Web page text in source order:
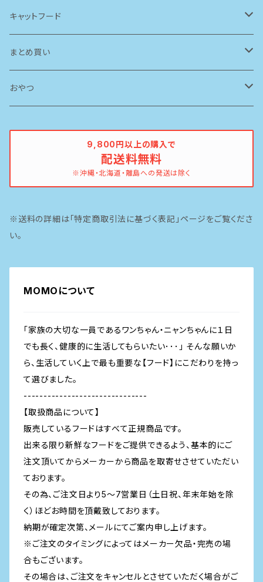
アーテミス(アガリクスI/S)
ソリッドゴールド
ブリスミックス
キャットフード
ルシャット
ソリッドゴールド
まとめ買い
ドッグフード
おやつ
魚
9,800円以上の購入で
配送料無料
※沖縄・北海道・離島への発送は除く
※送料の詳細は「特定商取引法に基づく表記」ページをご覧くださ
い。
MOMOについて
「家族の大切な一員であるワンちゃん・ニャンちゃんに１日
でも長く、健康的に生活してもらいたい･･･」 そんな願いか
ら、生活していく上で最も重要な【フード】にこだわりを持っ
て選びました。
-------------------------------
【取扱商品について】
販売しているフードはすべて正規商品です。
出来る限り新鮮なフードをご提供できるよう、基本的にご
注文頂いてからメーカーから商品を取寄せさせていただい
ております。
その為、ご注文日より5～7営業日（土日祝、年末年始を除
く）ほどお時間を頂戴致しております。
納期が確定次第、メールにてご案内申し上げます。
※ご注文のタイミングによってはメーカー欠品・完売の場
合もございます。
その場合は、ご注文をキャンセルとさせていただく場合がご